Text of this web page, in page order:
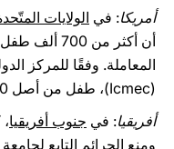
أمريكا: في الولايات
أن أكثر من
المعاملة. وفقًا للمركز
(Icmec)، طفل من أصل 10 أطفال يتعرّض للاعتداء الجنسي.
أفريقيا: في جنوب أفريقيا